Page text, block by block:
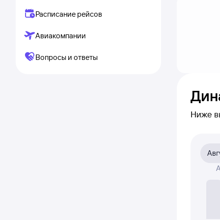
Расписание рейсов
Авиакомпании
Вопросы и ответы
Ниже
На
была